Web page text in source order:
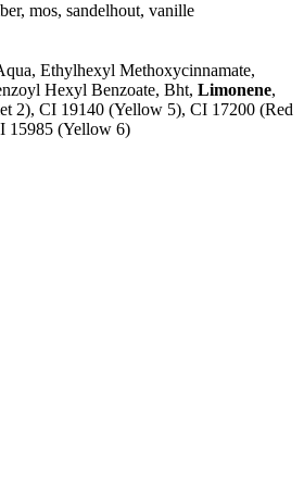
mos, sandelhout, vanille
Ethylhexyl Methoxycinnamate,
Hexyl Benzoate, Bht, Limonene,
2), CI 19140 (Yellow 5), CI 17200 (Red
15985 (Yellow 6)